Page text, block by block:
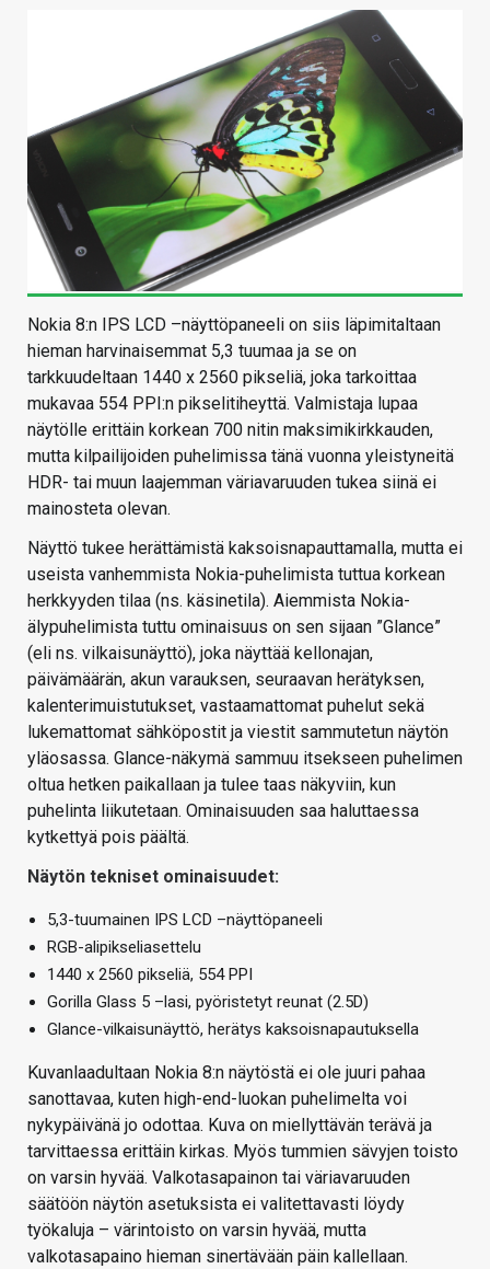
Nokia 8:n IPS LCD –näyttöpaneeli on siis läpimitaltaan
hieman harvinaisemmat 5,3 tuumaa ja se on
tarkkuudeltaan 1440 x 2560 pikseliä, joka tarkoittaa
mukavaa 554 PPI:n pikselitiheyttä. Valmistaja lupaa
näytölle erittäin korkean 700 nitin maksimikirkkauden,
mutta kilpailijoiden puhelimissa tänä vuonna yleistyneitä
HDR- tai muun laajemman väriavaruuden tukea siinä ei
mainosteta olevan.
Näyttö tukee herättämistä kaksoisnapauttamalla, mutta ei
useista vanhemmista Nokia-puhelimista tuttua korkean
herkkyyden tilaa (ns. käsinetila). Aiemmista Nokia-
älypuhelimista tuttu ominaisuus on sen sijaan ”Glance”
(eli ns. vilkaisunäyttö), joka näyttää kellonajan,
päivämäärän, akun varauksen, seuraavan herätyksen,
kalenterimuistutukset, vastaamattomat puhelut sekä
lukemattomat sähköpostit ja viestit sammutetun näytön
yläosassa. Glance-näkymä sammuu itsekseen puhelimen
oltua hetken paikallaan ja tulee taas näkyviin, kun
puhelinta liikutetaan. Ominaisuuden saa haluttaessa
kytkettyä pois päältä.
Näytön tekniset ominaisuudet:
5,3-tuumainen IPS LCD –näyttöpaneeli
RGB-alipikseliasettelu
1440 x 2560 pikseliä, 554 PPI
Gorilla Glass 5 –lasi, pyöristetyt reunat (2.5D)
Glance-vilkaisunäyttö, herätys kaksoisnapautuksella
Kuvanlaadultaan Nokia 8:n näytöstä ei ole juuri pahaa
sanottavaa, kuten high-end-luokan puhelimelta voi
nykypäivänä jo odottaa. Kuva on miellyttävän terävä ja
tarvittaessa erittäin kirkas. Myös tummien sävyjen toisto
on varsin hyvää. Valkotasapainon tai väriavaruuden
säätöön näytön asetuksista ei valitettavasti löydy
työkaluja – värintoisto on varsin hyvää, mutta
valkotasapaino hieman sinertävään päin kallellaan.